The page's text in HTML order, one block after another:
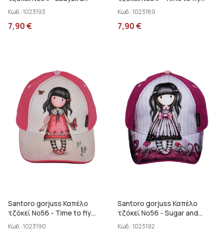
SA01004
Κωδ.:1023193
7,90€
SA01012
Κωδ.:1023189
7,90€
Santoro gorjuss Καπέλο
τζόκεϊ No56 - Time to fly
SA01012
Κωδ.:1023190
Santoro gorjuss Καπέλο
τζόκεϊ No56 - Sugar and
Spice SA01006
Κωδ.:1023192